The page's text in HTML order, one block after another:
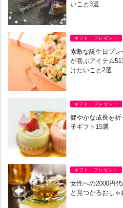
いこと3選
ギフト・プレゼント
素敵な誕生日プ
が喜ぶアイテム
けたいこと2選
ギフト・プレゼント
健やかな成長を
子ギフト15選
ギフト・プレゼント
女性への2000円
と見つかるおし